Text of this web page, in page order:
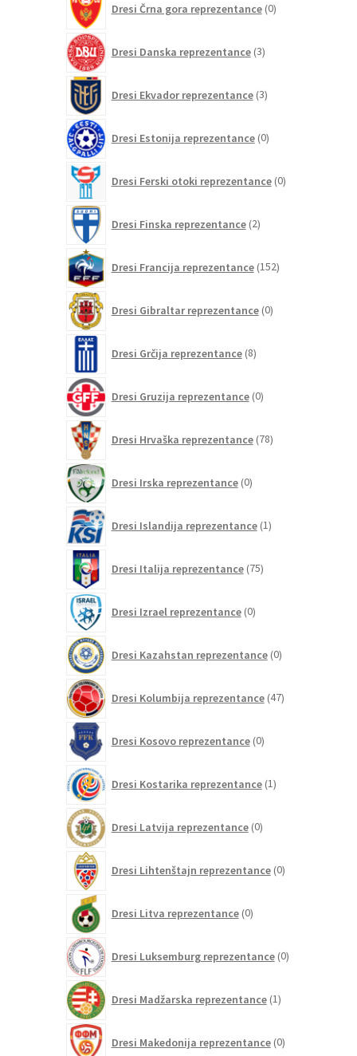
Dresi Črna gora reprezentance 0izdelkov
Dresi Danska reprezentance 3izdelki
Dresi Ekvador reprezentance 3izdelki
Dresi Estonija reprezentance 0izdelkov
Dresi Ferski otoki reprezentance 0izdelkov
Dresi Finska reprezentance 2izdelka
Dresi Francija reprezentance 152izdelkov
Dresi Gibraltar reprezentance 0izdelkov
Dresi Grčija reprezentance 8izdelkov
Dresi Gruzija reprezentance 0izdelkov
Dresi Hrvaška reprezentance 78izdelkov
Dresi Irska reprezentance 0izdelkov
Dresi Islandija reprezentance 1izdelek
Dresi Italija reprezentance 75izdelkov
Dresi Izrael reprezentance 0izdelkov
Dresi Kazahstan reprezentance 0izdelkov
Dresi Kolumbija reprezentance 47izdelkov
Dresi Kosovo reprezentance 0izdelkov
Dresi Kostarika reprezentance 1izdelek
Dresi Latvija reprezentance 0izdelkov
Dresi Lihtenštajn reprezentance 0izdelkov
Dresi Litva reprezentance 0izdelkov
Dresi Luksemburg reprezentance 0izdelkov
Dresi Madžarska reprezentance 1izdelek
Dresi Makedonija reprezentance 0izdelkov